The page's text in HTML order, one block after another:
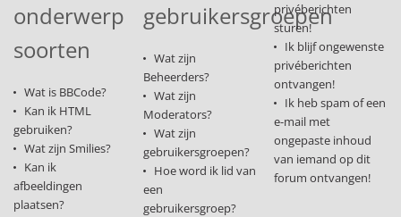
onderwerp
soorten
Wat is BBCode?
Kan ik HTML
gebruiken?
Wat zijn Smilies?
Kan ik
afbeeldingen
plaatsen?
gebruikersgroepen
Wat zijn
Beheerders?
Wat zijn
Moderators?
Wat zijn
gebruikersgroepen?
Hoe word ik lid van
een
gebruikersgroep?
privéberichten
sturen!
Ik blijf ongewenste
privéberichten
ontvangen!
Ik heb spam of een
e-mail met
ongepaste inhoud
van iemand op dit
forum ontvangen!